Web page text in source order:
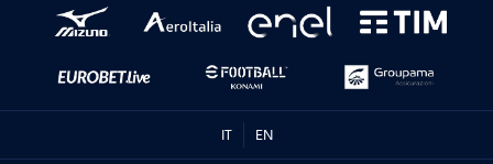
IT EN